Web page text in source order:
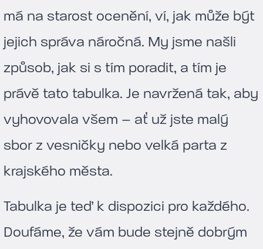
má na starost ocenění, ví, jak může být
jejich správa náročná. My jsme našli
způsob, jak si s tím poradit, a tím je
právě tato tabulka. Je navržená tak, aby
vyhovovala všem – ať už jste malý
sbor z vesničky nebo velká parta z
krajského města.
Tabulka je teď k dispozici pro každého.
Doufáme, že vám bude stejně dobrým